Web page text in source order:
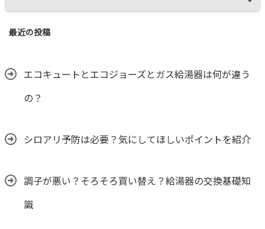
最近の投稿
エコキュートとエコジョーズとガス給湯器は何が違う
の？
シロアリ予防は必要？気にしてほしいポイントを紹介
調子が悪い？そろそろ買い替え？給湯器の交換基礎知
識